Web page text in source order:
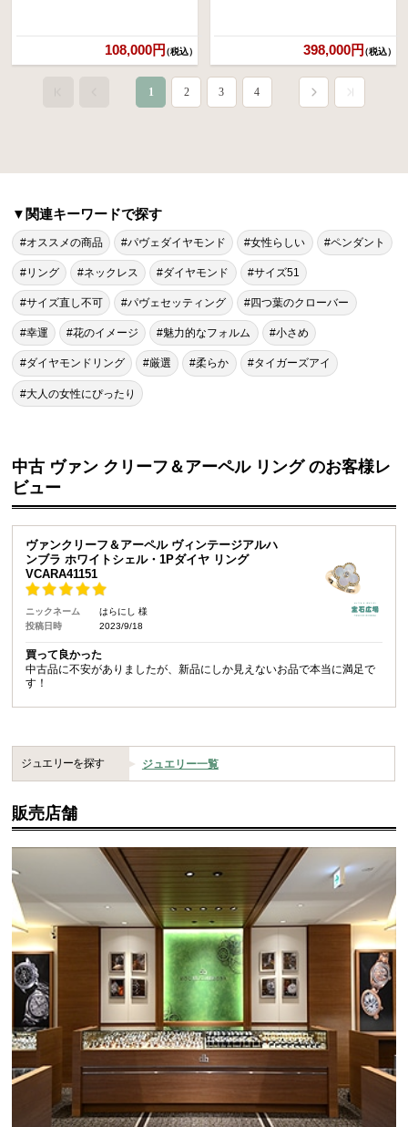
108,000円（税込） 398,000円（税込）
1 2 3 4
▼関連キーワードで探す
#オススメの商品 #パヴェダイヤモンド #女性らしい #ペンダント
#リング #ネックレス #ダイヤモンド #サイズ51
#サイズ直し不可 #パヴェセッティング #四つ葉のクローバー
#幸運 #花のイメージ #魅力的なフォルム #小さめ
#ダイヤモンドリング #厳選 #柔らか #タイガーズアイ
#大人の女性にぴったり
中古 ヴァン クリーフ＆アーペル リング のお客様レ
ビュー
ヴァンクリーフ＆アーペル ヴィンテージアルハ
ンブラ ホワイトシェル・1Pダイヤ リング
VCARA41151
ニックネーム
はらにし 様
投稿日時
2023/9/18
買って良かった
中古品に不安がありましたが、新品にしか見えないお品で本当に満足で
す！
ジュエリーを探す ジュエリー一覧
販売店舗